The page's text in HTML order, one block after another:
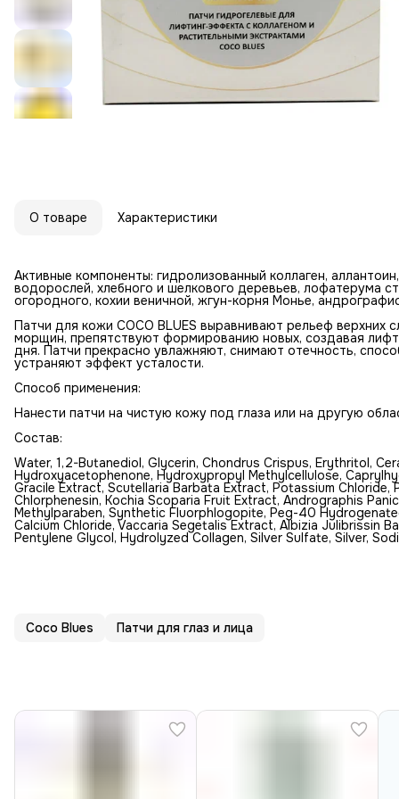
О товаре Характеристики
Активные компоненты: гидролизованный коллаген,
водорослей, хлебного и шелкового деревьев, лофатерума
огородного, кохии веничной, жгун-корня Монье,
Патчи для кожи COCO BLUES выравнивают рельеф верхних
морщин, препятствуют формированию новых, создавая
дня. Патчи прекрасно увлажняют, снимают отечность,
устраняют эффект усталости.
Способ применения:
Нанести патчи на чистую кожу под глаза или на другую
Состав:
Water, 1,2-Butanediol, Glycerin, Chondrus Crispus, Erythritol,
Hydroxyacetophenone, Hydroxypropyl Methylcellulose,
Gracile Extract, Scutellaria Barbata Extract, Potassium Chloride,
Chlorphenesin, Kochia Scoparia Fruit Extract, Andrographis
Methylparaben, Synthetic Fluorphlogopite, Peg-40
Calcium Chloride, Vaccaria Segetalis Extract, Albizia Julibrissin
Pentylene Glycol, Hydrolyzed Collagen, Silver Sulfate, Silver,
Coco Blues Патчи для глаз и лица